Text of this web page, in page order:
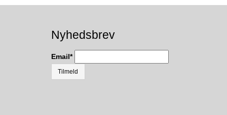
Nyhedsbrev
Email*